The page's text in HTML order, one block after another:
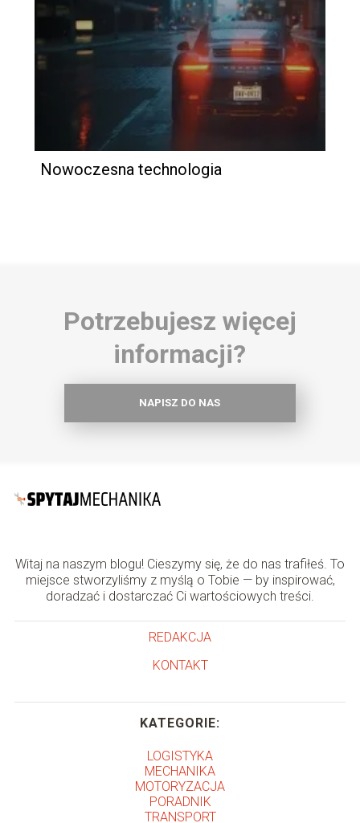
Nowoczesna technologia
Potrzebujesz więcej
informacji?
NAPISZ DO NAS
Witaj na naszym blogu! Cieszymy się, że do nas trafiłeś. To
miejsce stworzyliśmy z myślą o Tobie — by inspirować,
doradzać i dostarczać Ci wartościowych treści.
REDAKCJA
KONTAKT
KATEGORIE:
LOGISTYKA
MECHANIKA
MOTORYZACJA
PORADNIK
TRANSPORT